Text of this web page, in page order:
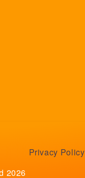
Privacy Policy
2026